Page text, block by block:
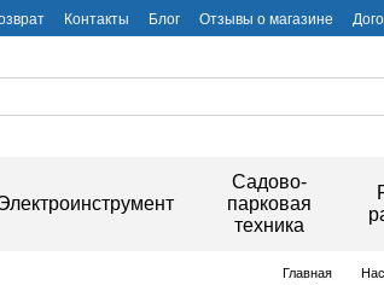
Контакты Блог Отзывы о магазине
Садово-
парковая
техника
Главная